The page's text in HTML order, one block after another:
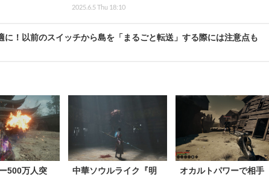
2025.6.5 Thu 18:10
に！以前のスイッチから島を「まるごと転送」する際には注意点も
500万人突
中華ソウルライク『明
オカルトパワーで相手